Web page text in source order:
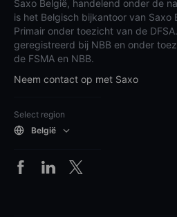
Saxo België, handelend onder de
is het Belgisch bijkantoor van Saxo
Primair onder toezicht van de
geregistreerd bij NBB en onder
de FSMA en NBB.
Neem contact op met Saxo
Select region
België